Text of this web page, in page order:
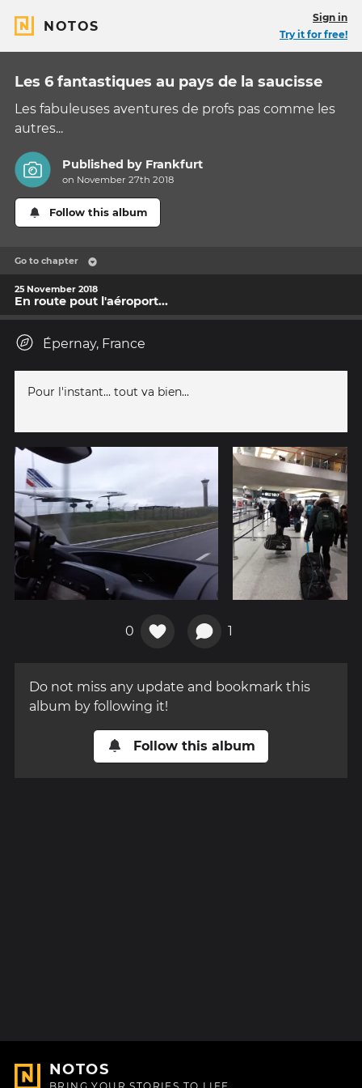
NOTOS
Sign in
Try it for free!
Les 6 fantastiques au pays de la saucisse
Les fabuleuses aventures de profs pas comme les
autres...
Published by Frankfurt
on November 27th 2018
Follow this album
Go to chapter
25 November 2018
En route pout l'aéroport...
Épernay, France
Pour l'instant... tout va bien...
0 1
Do not miss any update and bookmark this
album by following it!
Follow this album
NOTOS